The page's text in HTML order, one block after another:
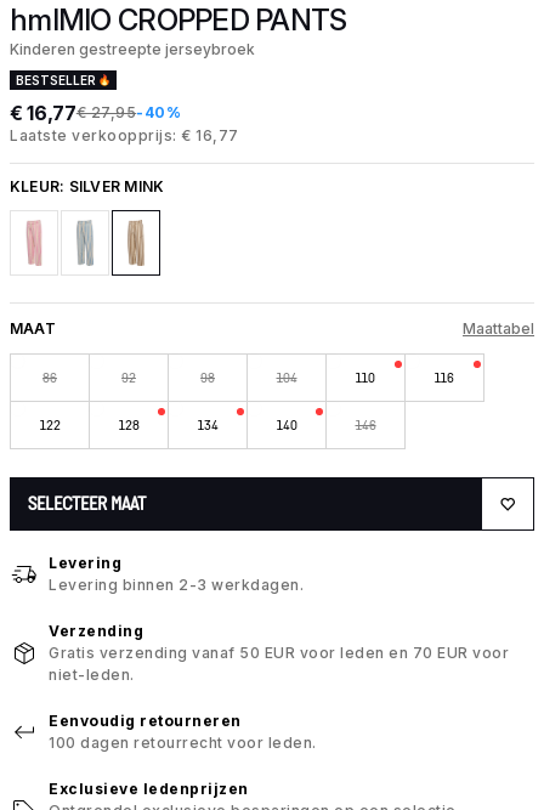
hmlMIO CROPPED PANTS
Kinderen gestreepte jerseybroek
BESTSELLER
€ 16,77€ 27,95-40%
Laatste verkoopprijs: € 16,77
KLEUR: SILVER MINK
MAAT Maattabel
86 92 98 104 110 116
122 128 134 140 146
SELECTEER MAAT
Levering
Levering binnen 2-3 werkdagen.
Verzending
Gratis verzending vanaf 50 EUR voor leden en 70 EUR voor
niet-leden.
Eenvoudig retourneren
100 dagen retourrecht voor leden.
Exclusieve ledenprijzen